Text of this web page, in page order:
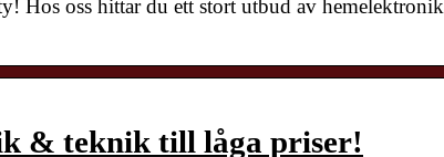
Hos oss hittar du ett stort utbud av hemelektronik
& teknik till låga priser!